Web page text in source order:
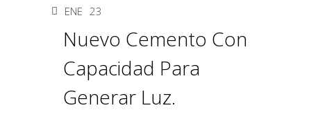
ENE 23
Nuevo Cemento Con
Capacidad Para
Generar Luz.